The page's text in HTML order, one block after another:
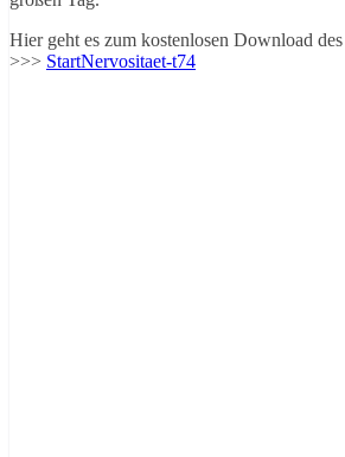
Hier geht es zum kostenlosen Download
>>> StartNervositaet-t74